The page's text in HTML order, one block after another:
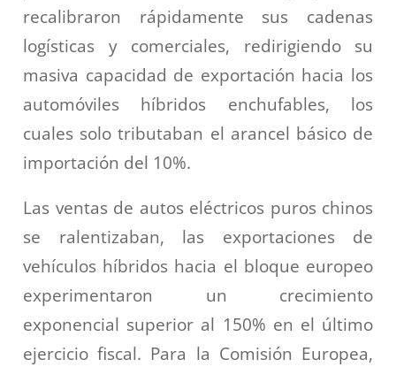
recalibraron rápidamente sus cadenas
logísticas y comerciales, redirigiendo su
masiva capacidad de exportación hacia los
automóviles híbridos enchufables, los
cuales solo tributaban el arancel básico de
importación del 10%.
Las ventas de autos eléctricos puros chinos
se ralentizaban, las exportaciones de
vehículos híbridos hacia el bloque europeo
experimentaron un crecimiento
exponencial superior al 150% en el último
ejercicio fiscal. Para la Comisión Europea,